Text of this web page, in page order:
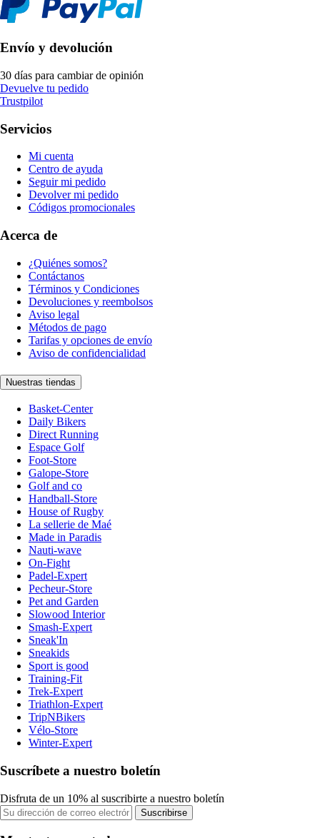
Envío y devolución
30 días para cambiar de opinión
Devuelve tu pedido
Trustpilot
Servicios
Mi cuenta
Centro de ayuda
Seguir mi pedido
Devolver mi pedido
Códigos promocionales
Acerca de
¿Quiénes somos?
Contáctanos
Términos y Condiciones
Devoluciones y reembolsos
Aviso legal
Métodos de pago
Tarifas y opciones de envío
Aviso de confidencialidad
Nuestras tiendas
Basket-Center
Daily Bikers
Direct Running
Espace Golf
Foot-Store
Galope-Store
Golf and co
Handball-Store
House of Rugby
La sellerie de Maé
Made in Paradis
Nauti-wave
On-Fight
Padel-Expert
Pecheur-Store
Pet and Garden
Slowood Interior
Smash-Expert
Sneak'In
Sneakids
Sport is good
Training-Fit
Trek-Expert
Triathlon-Expert
TripNBikers
Vélo-Store
Winter-Expert
Suscríbete a nuestro boletín
Disfruta de un 10% al suscribirte a nuestro boletín
Suscribirse